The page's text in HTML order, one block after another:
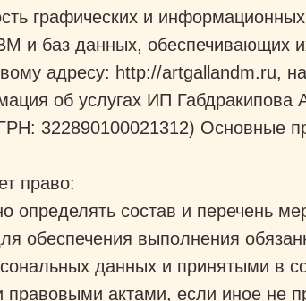
графических и
и баз данных, обеспечивающих
адресу: http://artgallandm.ru,
об услугах ИП
322890100021312) Основные
право:
определять состав и перечень
обеспечения выполнения
данных и принятыми в
правовыми актами, если иное не